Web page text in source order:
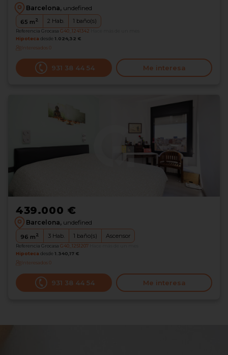
Barcelona, undefined
65 m2 2 Hab. 1 baño(s)
Referencia Grocasa G40_1241342
Hipoteca desde 1.024,32 €
Interesados0
931 38 44 54 Me interesa
439.000 €
Barcelona, undefined
96 m2 3 Hab. 1 baño(s) Ascensor
Referencia Grocasa G40_1251207
Hipoteca desde 1.340,17 €
Interesados0
931 38 44 54 Me interesa